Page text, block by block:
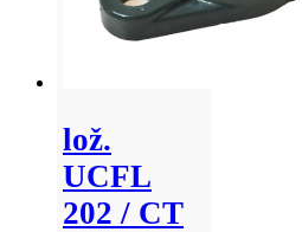
lož.
UCFL
202 / CT